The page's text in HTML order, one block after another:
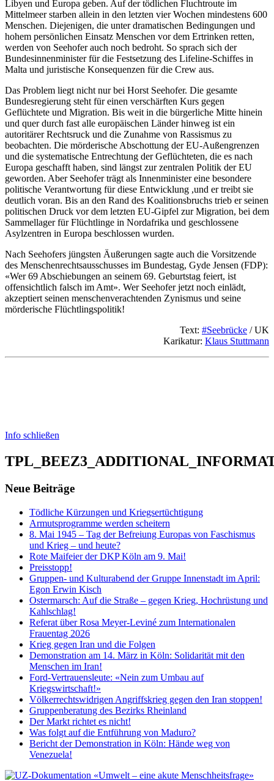
Libyen und Europa geben. Auf der tödlichen Fluchtroute im
Mittelmeer starben allein in den letzten vier Wochen mindestens 600
Menschen. Diejenigen, die unter dramatischen Bedingungen und
hohem persönlichen Einsatz Menschen vor dem Ertrinken retten,
werden von Seehofer auch noch bedroht. So sprach sich der
Bundesinnenminister für die Festsetzung des Lifeline-Schiffes in
Malta und juristische Konsequenzen für die Crew aus.
Das Problem liegt nicht nur bei Horst Seehofer. Die gesamte
Bundesregierung steht für einen verschärften Kurs gegen
Geflüchtete und Migration. Bis weit in die bürgerliche Mitte hinein
und quer durch fast alle europäischen Länder hinweg ist ein
autoritärer Rechtsruck und die Zunahme von Rassismus zu
beobachten. Die mörderische Abschottung der EU-Außengrenzen
und die systematische Entrechtung der Geflüchteten, die es nach
Europa geschafft haben, sind längst zur zentralen Politik der EU
geworden. Aber Seehofer trägt als Innenminister eine besondere
politische Verantwortung für diese Entwicklung ,und er treibt sie
deutlich voran. Bis an den Rand des Koalitionsbruchs trieb er seinen
politischen Druck vor dem letzten EU-Gipfel zur Migration, bei dem
Sammellager für Flüchtlinge in Nordafrika und geschlossene
Asylzentren in Europa beschlossen wurden.
Nach Seehofers jüngsten Äußerungen sagte auch die Vorsitzende
des Menschenrechtsausschusses im Bundestag, Gyde Jensen (FDP):
«Wer 69 Abschiebungen an seinem 69. Geburtstag feiert, ist
offensichtlich falsch im Amt». Wer Seehofer jetzt noch einlädt,
akzeptiert seinen menschenverachtenden Zynismus und seine
mörderische Flüchtlingspolitik!
Text: #Seebrücke / UK
Karikatur: Klaus Stuttmann
Info schließen
Neue Beiträge
Tödliche Kürzungen und Kriegsertüchtigung
Armutsprogramme werden scheitern
8. Mai 1945 – Tag der Befreiung Europas von Faschismus
und Krieg – und heute?
Rote Maifeier der DKP Köln am 9. Mai!
Preisstopp!
Gruppen- und Kulturabend der Gruppe Innenstadt im April:
Egon Erwin Kisch
Ostermarsch: Auf die Straße – gegen Krieg, Hochrüstung und
Kahlschlag!
Referat über Rosa Meyer-Leviné zum Internationalen
Frauentag 2026
Krieg gegen Iran und die Folgen
Demonstration am 14. März in Köln: Solidarität mit den
Menschen im Iran!
Ford-Vertrauensleute: «Nein zum Umbau auf
Kriegswirtschaft!»
Völkerrechtswidrigen Angriffskrieg gegen den Iran stoppen!
Gruppenberatung des Bezirks Rheinland
Der Markt richtet es nicht!
Was folgt auf die Entführung von Maduro?
Bericht der Demonstration in Köln: Hände weg von
Venezuela!